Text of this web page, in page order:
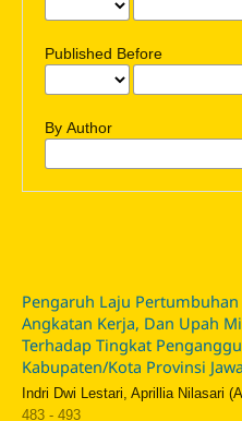
Published Before
By Author
Pengaruh Laju
Angkatan Kerja, Dan Upah
Terhadap Tingkat
Kabupaten/Kota Provinsi
Indri Dwi Lestari, Aprillia Nilasari
483 - 493